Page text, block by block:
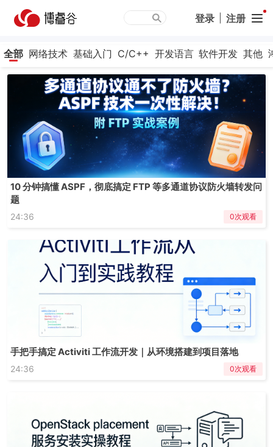
登录 注册
全部 网络技术 基础入门 C/C++ 开发语言 软件开发 其他
10 分钟搞懂 ASPF，彻底搞定 FTP 等多通道协议防火墙转发问
题
24:36 0次观看
手把手搞定 Activiti 工作流开发｜从环境搭建到项目落地
24:36 0次观看